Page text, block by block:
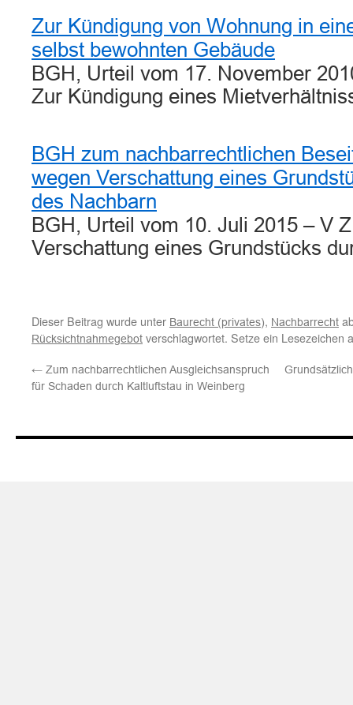
Zur Kündigung von Wohnung in
selbst bewohnten Gebäude
BGH, Urteil vom 17. November
Zur Kündigung eines
BGH zum nachbarrechtlichen
wegen Verschattung eines
des Nachbarn
BGH, Urteil vom 10. Juli 2015 – V
Verschattung eines Grundstücks
Dieser Beitrag wurde unter Baurecht (privates), Nachbarrecht
Rücksichtnahmegebot verschlagwortet. Setze ein Lesezeichen
← Zum nachbarrechtlichen Ausgleichsanspruch
für Schaden durch Kaltluftstau in Weinberg